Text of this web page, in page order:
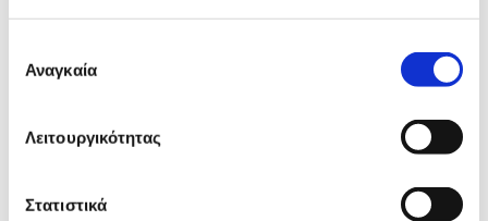
συγκατάθεσης
Αναγκαία
Λειτουργικότητας
Στατιστικά
Αξιολογήσεις